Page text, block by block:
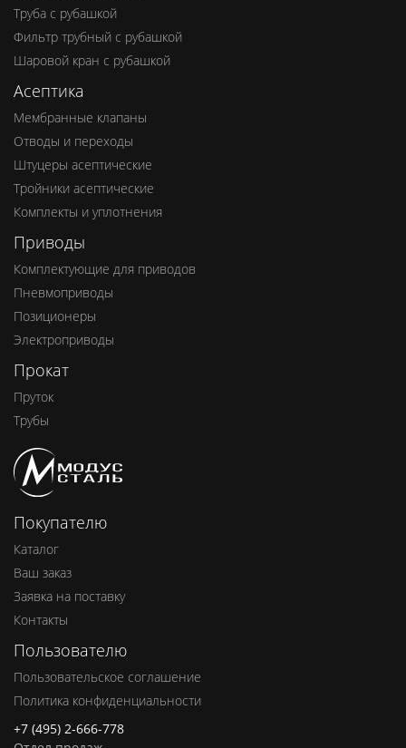
Труба с рубашкой
Фильтр трубный с рубашкой
Шаровой кран с рубашкой
Асептика
Мембранные клапаны
Отводы и переходы
Штуцеры асептические
Тройники асептические
Комплекты и уплотнения
Приводы
Комплектующие для приводов
Пневмоприводы
Позиционеры
Электроприводы
Прокат
Пруток
Трубы
Покупателю
Каталог
Ваш заказ
Заявка на поставку
Контакты
Пользователю
Пользовательское соглашение
Политика конфиденциальности
+7 (495) 2-666-778